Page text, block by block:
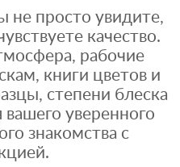
просто увидите,
качество.
рабочие
книги цветов и
степени блеска
уверенного
знакомства с